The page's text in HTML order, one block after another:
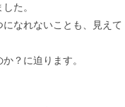
た。
なれないことも、見えて
？に迫ります。